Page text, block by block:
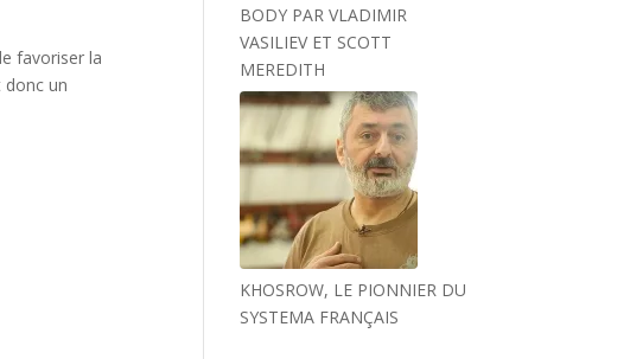
favoriser la
donc un
BODY PAR VLADIMIR
VASILIEV ET SCOTT
MEREDITH
KHOSROW, LE PIONNIER DU
SYSTEMA FRANÇAIS